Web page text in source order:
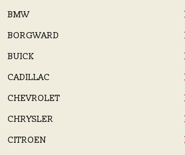
BMW
BORGWARD
BUICK
CADILLAC
CHEVROLET
CHRYSLER
CITROEN